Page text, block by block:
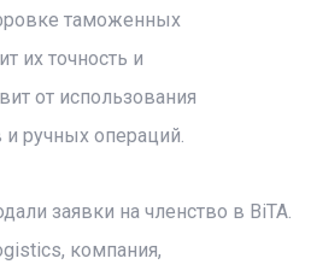
таможенных
их точность и
от использования
ручных операций.
заявки на членство в BiTA.
компания,